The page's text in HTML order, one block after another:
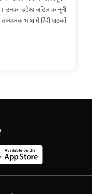
उद्देश्य जटिल कानूनी
भाषा में हिंदी पाठकों